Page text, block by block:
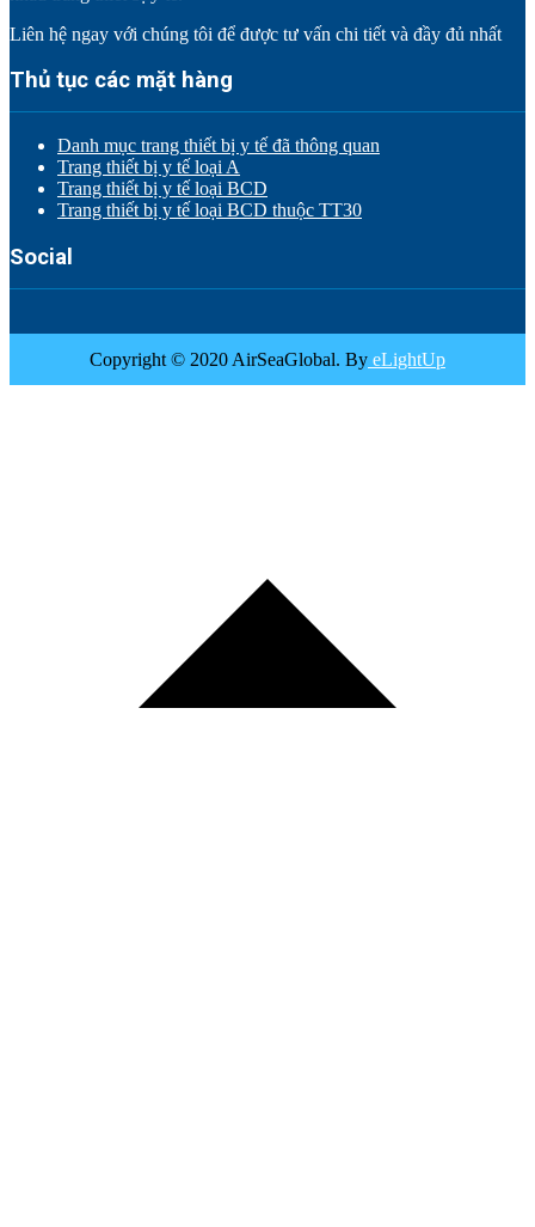
Liên hệ ngay với chúng tôi để được tư vấn chi tiết và đầy đủ nhất
Thủ tục các mặt hàng
Danh mục trang thiết bị y tế đã thông quan
Trang thiết bị y tế loại A
Trang thiết bị y tế loại BCD
Trang thiết bị y tế loại BCD thuộc TT30
Social
Copyright © 2020 AirSeaGlobal. By eLightUp